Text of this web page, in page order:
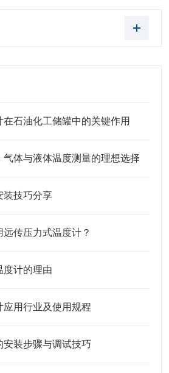
石油化工储罐中的关键作用
体与液体温度测量的理想选择
装技巧分享
传压力式温度计？
度计的理由
用行业及使用规程
装步骤与调试技巧